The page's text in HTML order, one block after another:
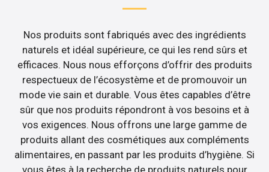
Nos produits sont fabriqués avec des ingrédients
naturels et idéal supérieure, ce qui les rend sûrs et
efficaces. Nous nous efforçons d’offrir des produits
respectueux de l’écosystème et de promouvoir un
mode vie sain et durable. Vous êtes capables d’être
sûr que nos produits répondront à vos besoins et à
vos exigences. Nous offrons une large gamme de
produits allant des cosmétiques aux compléments
alimentaires, en passant par les produits d’hygiène. Si
vous êtes à la recherche de produits naturels pour